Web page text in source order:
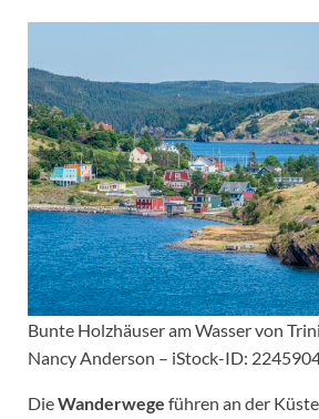
Bunte Holzhäuser am Wasser von
Nancy Anderson – iStock-ID:
DieWanderwege führen an der